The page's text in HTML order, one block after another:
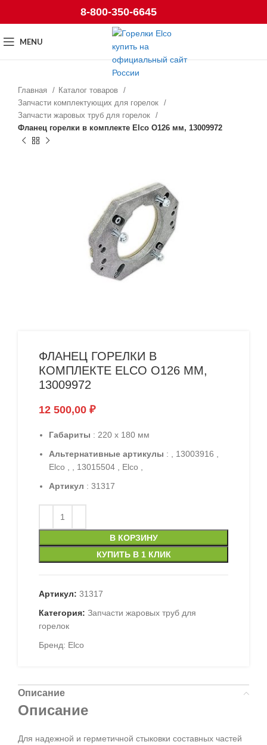
8-800-350-6645
MENU
Главная
Каталог товаров
Запчасти комплектующих для горелок
Запчасти жаровых труб для горелок
Фланец горелки в комплекте Elco O126 мм, 13009972
ФЛАНЕЦ ГОРЕЛКИ В
КОМПЛЕКТЕ ELCO O126 ММ,
13009972
12 500,00 ₽
Габариты : 220 x 180 мм
Альтернативные артикулы : , 13003916 ,
Elco , , 13015504 , Elco ,
Артикул : 31317
В КОРЗИНУ
КУПИТЬ В 1 КЛИК
Артикул: 31317
Категория: Запчасти жаровых труб для
горелок
Бренд: Elco
Описание
Описание
Для надежной и герметичной стыковки составных частей